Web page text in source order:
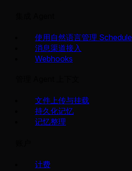
使用自然语言管理 Schedule
消息渠道接入
Webhooks
文件上传与挂载
持久化记忆
记忆整理
计费